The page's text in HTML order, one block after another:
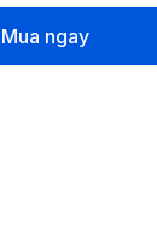
Mua ngay